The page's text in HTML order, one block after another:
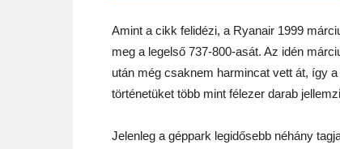
Amint a cikk felidézi, a Ryanair 1999
meg a legelső 737-800-asát. Az idén
után még csaknem harmincat vett át, így
történetüket több mint félezer darab
Jelenleg a géppark legidősebb néhány